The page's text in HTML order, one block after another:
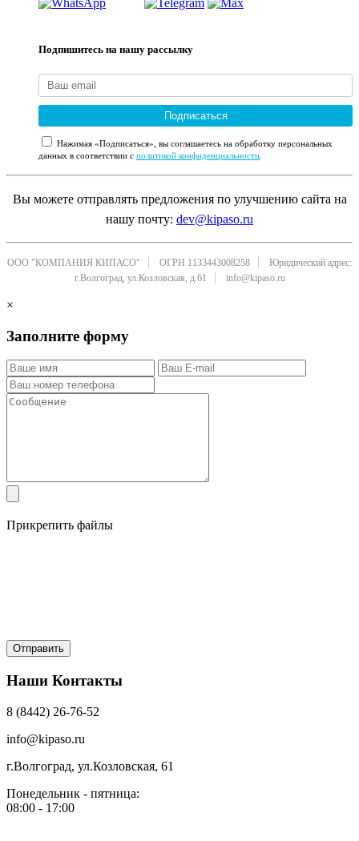
Подпишитесь на нашу рассылку
Подписаться
Нажимая «Подписаться», вы соглашаетесь на обработку персональных
данных в соответствии с политикой конфиденциальности
Вы можете отправлять предложения по улучшению сайта на
нашу почту: dev@kipaso.ru
ООО "КОМПАНИЯ КИПАСО" ОГРН 1133443008258
Юридический адрес:
г.Волгоград, ул.Козловская, д.61
info@kipaso.ru
×
Заполните форму
Прикрепить файлы
Наши Контакты
8 (8442) 26-76-52
info@kipaso.ru
г.Волгоград, ул.Козловская, 61
Понедельник - пятница:
08:00 - 17:00